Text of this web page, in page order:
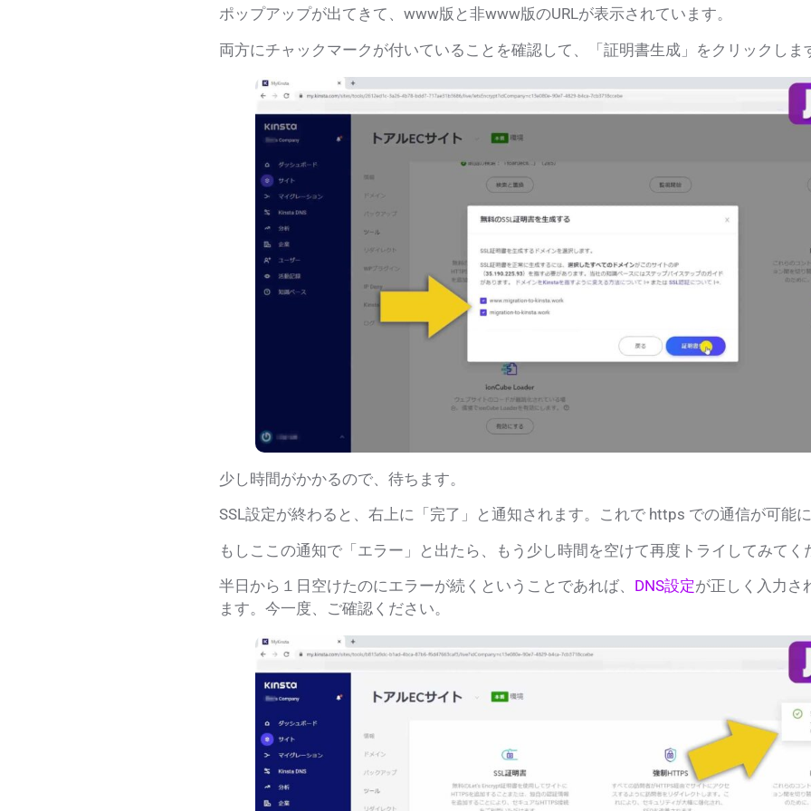
ポップアップが出てきて、 www版と非www版のURLが表示されています。
両方にチャックマークが付いていることを確認して、「証明書生成」をクリックしま
少し時間がかかるので、待ちます。
SSL設定が終わると、右上に 「完了」と通知されます。これで https での通信が可能
もしここの通知で「エラー 」と出たら、
もう少し時間を空けて再度トライしてみてく
半日から１日空けたのにエラーが続く ということであれば、 DNS設定が正しく入力さ
ます。今一度、ご確認ください。